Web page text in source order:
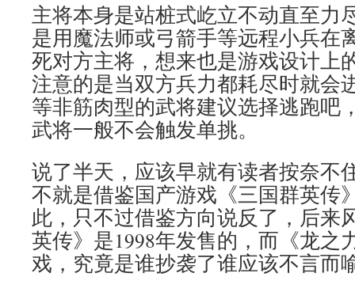
主将本身是站桩式屹立不动直至力
是用魔法师或弓箭手等远程小兵在
死对方主将，想来也是游戏设计上
注意的是当双方兵力都耗尽时就会
等非筋肉型的武将建议选择逃跑吧
武将一般不会触发单挑。
说了半天，应该早就有读者按奈
不就是借鉴国产游戏《三国群英传
此，只不过借鉴方向说反了，后来
英传》是1998年发售的，而《龙之
戏，究竟是谁抄袭了谁应该不言而